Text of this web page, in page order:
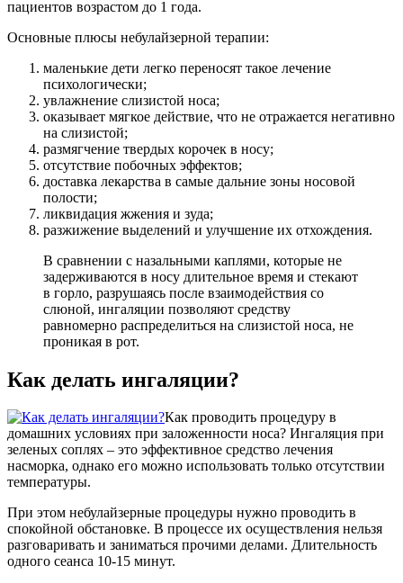
пациентов возрастом до 1 года.
Основные плюсы небулайзерной терапии:
маленькие дети легко переносят такое лечение
психологически;
увлажнение слизистой носа;
оказывает мягкое действие, что не отражается негативно
на слизистой;
размягчение твердых корочек в носу;
отсутствие побочных эффектов;
доставка лекарства в самые дальние зоны носовой
полости;
ликвидация жжения и зуда;
разжижение выделений и улучшение их отхождения.
В сравнении с назальными каплями, которые не
задерживаются в носу длительное время и стекают
в горло, разрушаясь после взаимодействия со
слюной, ингаляции позволяют средству
равномерно распределиться на слизистой носа, не
проникая в рот.
Как делать ингаляции?
Как проводить процедуру в
домашних условиях при заложенности носа? Ингаляция при
зеленых соплях – это эффективное средство лечения
насморка, однако его можно использовать только отсутствии
температуры.
При этом небулайзерные процедуры нужно проводить в
спокойной обстановке. В процессе их осуществления нельзя
разговаривать и заниматься прочими делами. Длительность
одного сеанса 10-15 минут.